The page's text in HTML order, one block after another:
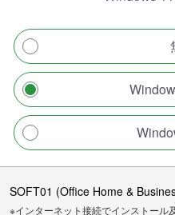
SOFT01 (Office Home &
※インターネット接続でインストール